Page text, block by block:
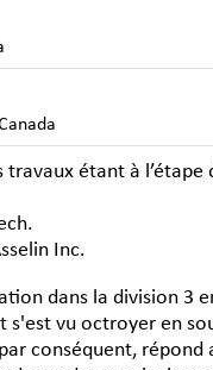
étant à
Inc.
dans la division 3
vu octroyer en
conséquent, répond